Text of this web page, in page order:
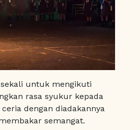
sekali untuk mengikuti
rasa syukur kepada
dengan diadakannya
semangat.